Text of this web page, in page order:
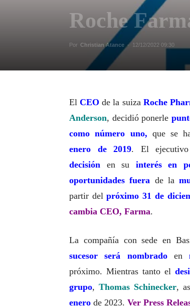
Roche
Por Christian Atance - 12/12/2022 09:30
ElCEO de la suiza Roche
Anderson, decidió ponerle
como número uno, que se
enero de 2019. El ejecutivo
decisión en su interés en
oportunidades fuera de la
partir delpróximo 31 de
cambia CEO, Farma.
La compañía con sede en
sucesor será nombradoen
próximo. Mientras tanto el
grupo,Thomas Schinecker,
enero de 2023. Ver Press